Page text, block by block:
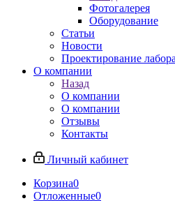
Фотогалерея
Оборудование
Статьи
Новости
Проектирование
О компании
Назад
О компании
О компании
Отзывы
Контакты
Личный кабинет
Корзина0
Отложенные0